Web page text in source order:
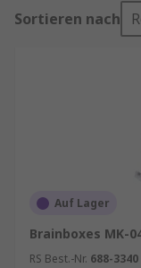
Sortieren nach
Auf Lager
Brainboxes MK-
RS Best.-Nr. 688-3340